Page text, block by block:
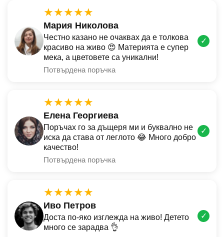
★★★★★
Мария Николова
Честно казано не очаквах да е толкова
красиво на живо 😍 Материята е супер
мека, а цветовете са уникални!
Потвърдена поръчка
✓
★★★★★
Елена Георгиева
Поръчах го за дъщеря ми и буквално не
иска да става от леглото 😂 Много добро
качество!
Потвърдена поръчка
✓
★★★★★
Иво Петров
Доста по-яко изглежда на живо! Детето
много се зарадва 👌
✓